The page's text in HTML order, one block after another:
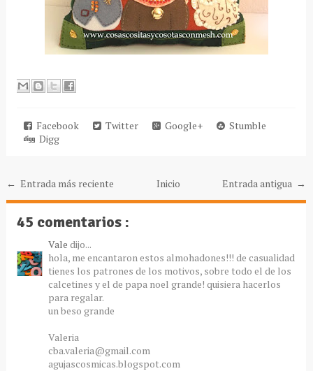
Facebook Twitter Google+
Stumble
Digg
← Entrada más reciente Entrada antigua →
Inicio
45 comentarios :
Vale dijo...
hola, me encantaron estos almohadones!!! de casualidad
tienes los patrones de los motivos, sobre todo el de los
calcetines y el de papa noel grande! quisiera hacerlos
para regalar.
un beso grande
Valeria
cba.valeria@gmail.com
agujascosmicas.blogspot.com